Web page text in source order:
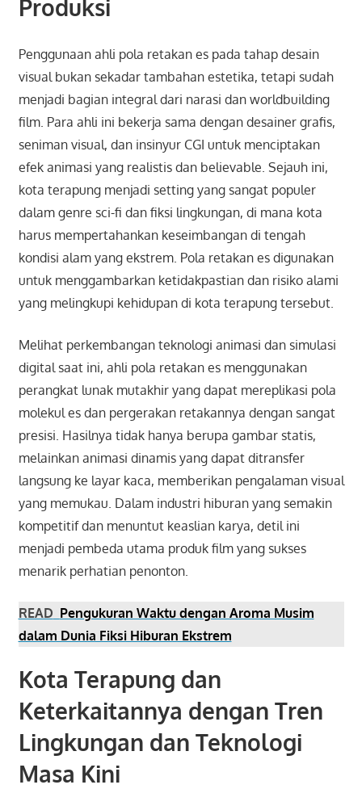
Produksi
Penggunaan ahli pola retakan es pada tahap desain
visual bukan sekadar tambahan estetika, tetapi sudah
menjadi bagian integral dari narasi dan worldbuilding
film. Para ahli ini bekerja sama dengan desainer grafis,
seniman visual, dan insinyur CGI untuk menciptakan
efek animasi yang realistis dan believable. Sejauh ini,
kota terapung menjadi setting yang sangat populer
dalam genre sci-fi dan fiksi lingkungan, di mana kota
harus mempertahankan keseimbangan di tengah
kondisi alam yang ekstrem. Pola retakan es digunakan
untuk menggambarkan ketidakpastian dan risiko alami
yang melingkupi kehidupan di kota terapung tersebut.
Melihat perkembangan teknologi animasi dan simulasi
digital saat ini, ahli pola retakan es menggunakan
perangkat lunak mutakhir yang dapat mereplikasi pola
molekul es dan pergerakan retakannya dengan sangat
presisi. Hasilnya tidak hanya berupa gambar statis,
melainkan animasi dinamis yang dapat ditransfer
langsung ke layar kaca, memberikan pengalaman visual
yang memukau. Dalam industri hiburan yang semakin
kompetitif dan menuntut keaslian karya, detil ini
menjadi pembeda utama produk film yang sukses
menarik perhatian penonton.
READ Pengukuran Waktu dengan Aroma Musim
dalam Dunia Fiksi Hiburan Ekstrem
Kota Terapung dan
Keterkaitannya dengan Tren
Lingkungan dan Teknologi
Masa Kini